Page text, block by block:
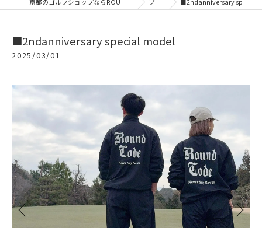
京都のゴルフショップならROUNDCODE KYOTO ブログ ■2ndanniversary special model
■2ndanniversary special model
2025/03/01